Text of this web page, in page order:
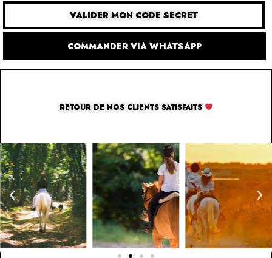
VALIDER MON CODE SECRET
COMMANDER VIA WHATSAPP
RETOUR DE NOS CLIENTS SATISFAITS